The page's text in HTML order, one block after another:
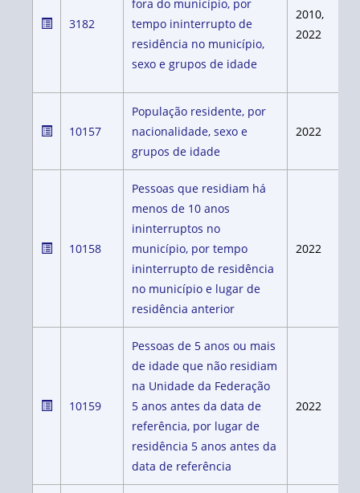
3182
fora do município, por
tempo ininterrupto de
residência no município,
sexo e grupos de idade
2010,
2022
10157
População residente, por
nacionalidade, sexo e
grupos de idade
2022
10158
Pessoas que residiam há
menos de 10 anos
ininterruptos no
município, por tempo
ininterrupto de residência
no município e lugar de
residência anterior
2022
10159
Pessoas de 5 anos ou mais
de idade que não residiam
na Unidade da Federação
5 anos antes da data de
referência, por lugar de
residência 5 anos antes da
data de referência
2022